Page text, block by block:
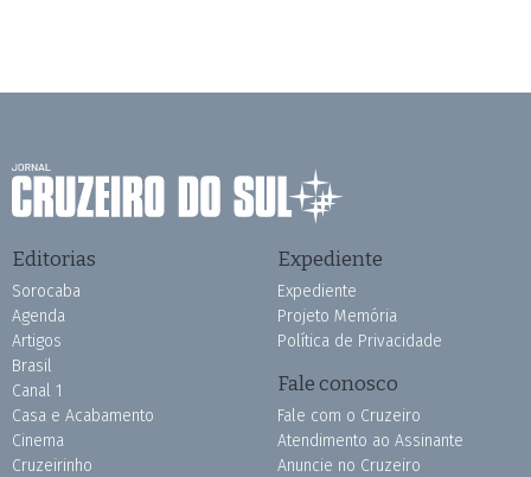
Editorias
Sorocaba
Agenda
Artigos
Brasil
Canal 1
Casa e Acabamento
Cinema
Cruzeirinho
Expediente
Expediente
Projeto Memória
Política de Privacidade
Fale conosco
Fale com o Cruzeiro
Atendimento ao Assinante
Anuncie no Cruzeiro